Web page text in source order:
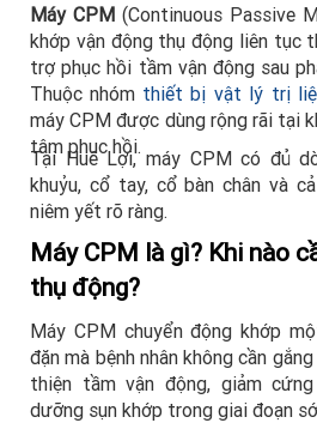
Máy CPM (Continuous Passive
khớp vận động thụ động liên tục
trợ phục hồi tầm vận động sau
Thuộc nhóm thiết bị vật lý trị
máy CPM được dùng rộng rãi tại
tâm phục hồi.
Tại Huê Lợi, máy CPM có đủ
khuỷu, cổ tay, cổ bàn chân và
niêm yết rõ ràng.
Máy CPM là gì? Khi nào
thụ động?
Máy CPM chuyển động khớp
đặn mà bệnh nhân không cần
thiện tầm vận động, giảm
dưỡng sụn khớp trong giai đoạn